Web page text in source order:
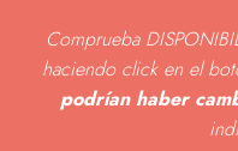
Comprueba
haciendo click en el
podrían haber